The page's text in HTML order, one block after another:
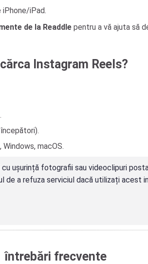
iPhone/iPad.
de la Readdle pentru a vă ajuta să
Instagram Reels?
macOS.
ușurință fotografii sau videoclipuri
de a refuza serviciul dacă utilizați acest
întrebări frecvente